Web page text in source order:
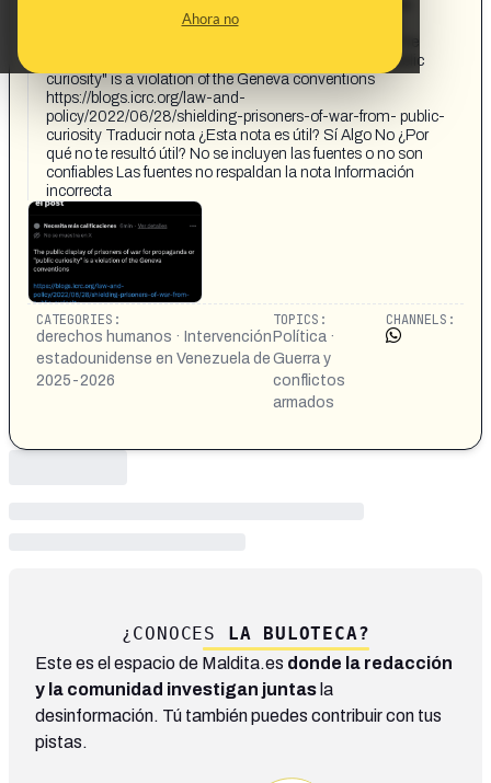
Ahora no
contexto para mostrar junto con el post Necesita más
public display of prisoners of war for propaganda or "public
curiosity" is a violation of the Geneva conventions
https://blogs.icrc.org/law-and-
policy/2022/06/28/shielding-prisoners-of-war-from- public-
curiosity Traducir nota ¿Esta nota es útil? Sí Algo No ¿Por
qué no te resultó útil? No se incluyen las fuentes o no son
confiables Las fuentes no respaldan la nota Información
incorrecta
CATEGORIES:
derechos humanos · Intervención
estadounidense en Venezuela de
2025-2026
TOPICS:
Política ·
Guerra y
conflictos
armados
CHANNELS:
¿CONOCES LA BULOTECA?
Este es el espacio de Maldita.es donde la redacción
y la comunidad investigan juntas la
desinformación. Tú también puedes contribuir con tus
pistas.